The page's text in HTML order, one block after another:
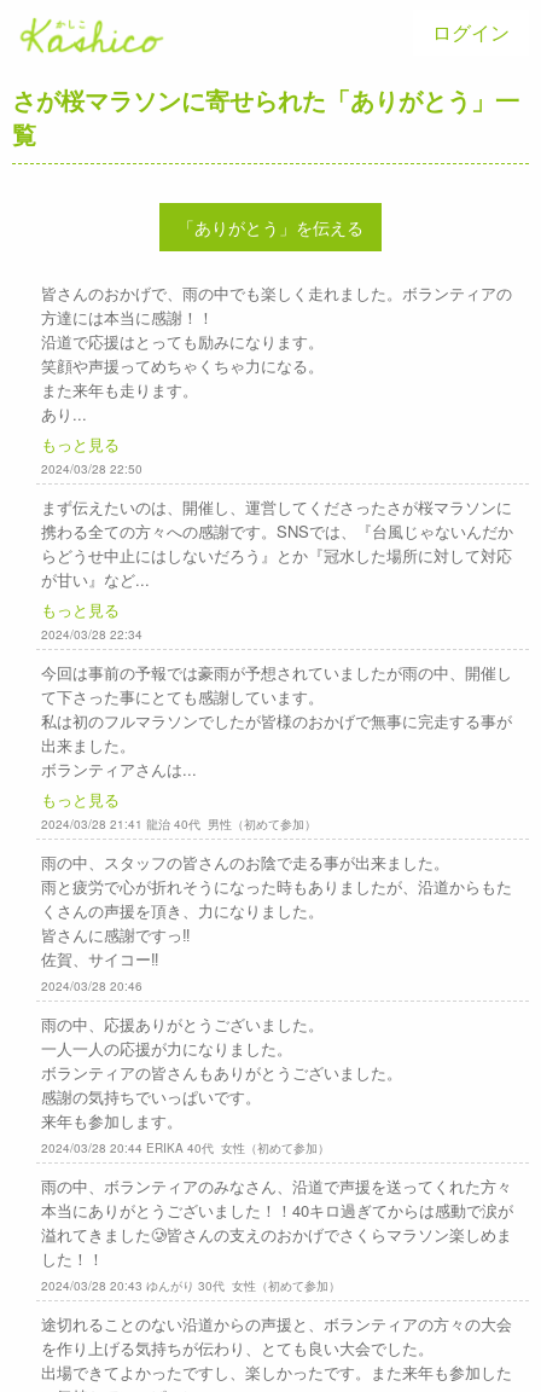
ログイン
さが桜マラソンに寄せられた「ありがとう」一
覧
「ありがとう」を伝える
皆さんのおかげで、雨の中でも楽しく走れました。ボランティアの
方達には本当に感謝！！
沿道で応援はとっても励みになります。
笑顔や声援ってめちゃくちゃ力になる。
また来年も走ります。
あり...
もっと見る
2024/03/28 22:50
まず伝えたいのは、開催し、運営してくださったさが桜マラソンに
携わる全ての方々への感謝です。SNSでは、『台風じゃないんだか
らどうせ中止にはしないだろう』とか『冠水した場所に対して対応
が甘い』など...
もっと見る
2024/03/28 22:34
今回は事前の予報では豪雨が予想されていましたが雨の中、開催し
て下さった事にとても感謝しています。
私は初のフルマラソンでしたが皆様のおかげで無事に完走する事が
出来ました。
ボランティアさんは...
もっと見る
2024/03/28 21:41 龍治 40代 男性（初めて参加）
雨の中、スタッフの皆さんのお陰で走る事が出来ました。
雨と疲労で心が折れそうになった時もありましたが、沿道からもた
くさんの声援を頂き、力になりました。
皆さんに感謝ですっ‼︎
佐賀、サイコー‼︎
2024/03/28 20:46
雨の中、応援ありがとうございました。
一人一人の応援が力になりました。
ボランティアの皆さんもありがとうございました。
感謝の気持ちでいっぱいです。
来年も参加します。
2024/03/28 20:44 ERIKA 40代 女性（初めて参加）
雨の中、ボランティアのみなさん、沿道で声援を送ってくれた方々
本当にありがとうございました！！40キロ過ぎてからは感動で涙が
溢れてきました🥲皆さんの支えのおかげでさくらマラソン楽しめま
した！！
2024/03/28 20:43 ゆんがり 30代 女性（初めて参加）
途切れることのない沿道からの声援と、ボランティアの方々の大会
を作り上げる気持ちが伝わり、とても良い大会でした。
出場できてよかったですし、楽しかったです。また来年も参加した